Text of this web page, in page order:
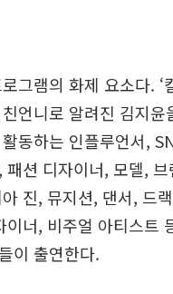
그램의 화제 요소다. ‘
언니로 알려진 김지윤
동하는 인플루언서,
패션 디자이너, 모델,
진, 뮤지션, 댄서, 드
이너, 비주얼 아티스트
이 출연한다.